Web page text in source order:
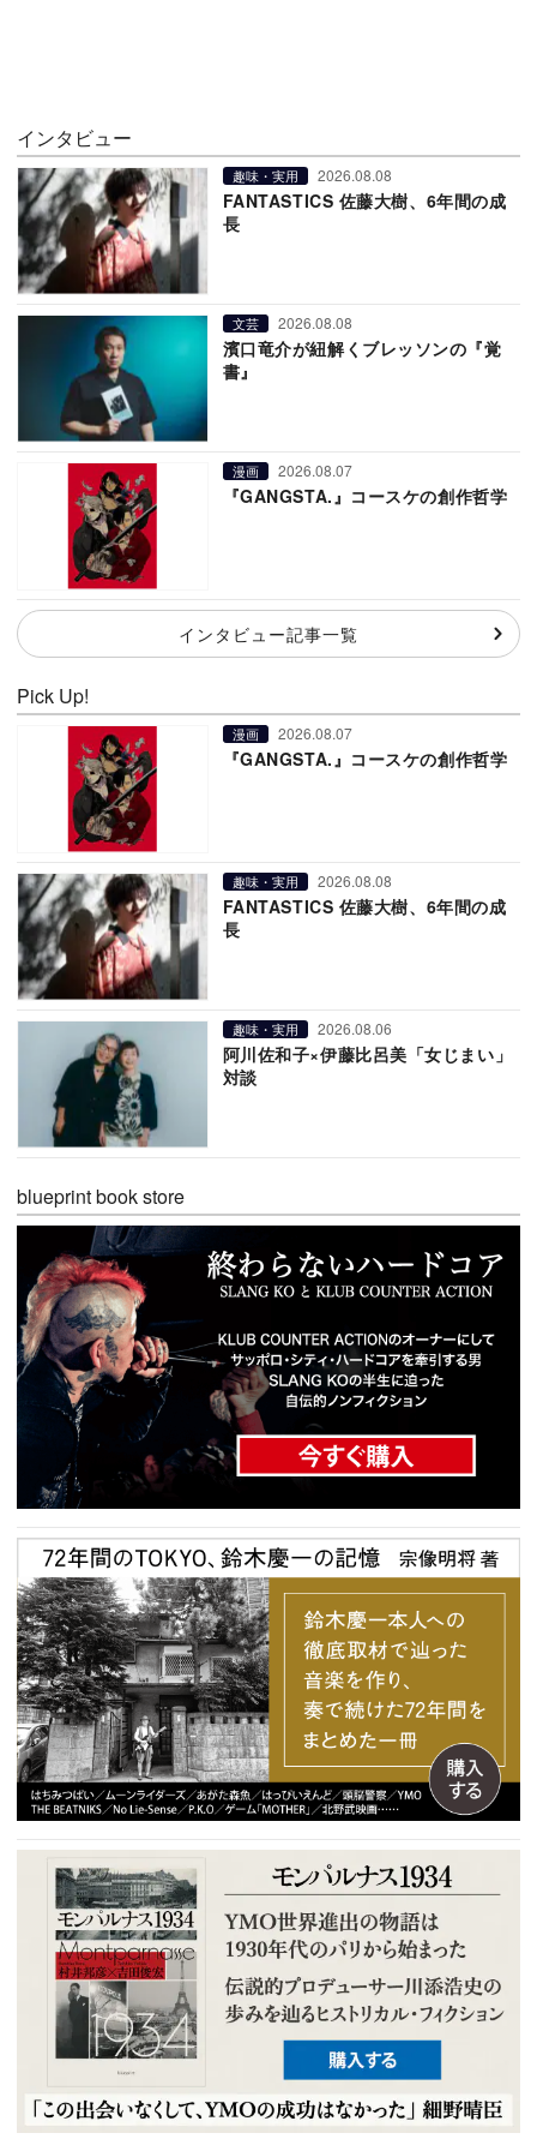
インタビュー
趣味・実用 2026.08.08
FANTASTICS 佐藤大樹、6年間の成
長
文芸 2026.08.08
濱口竜介が紐解くブレッソンの『覚
書』
漫画 2026.08.07
『GANGSTA.』コースケの創作哲学
インタビュー記事一覧
Pick Up!
漫画 2026.08.07
『GANGSTA.』コースケの創作哲学
趣味・実用 2026.08.08
FANTASTICS 佐藤大樹、6年間の成
長
趣味・実用 2026.08.06
阿川佐和子×伊藤比呂美「女じまい」
対談
blueprint book store